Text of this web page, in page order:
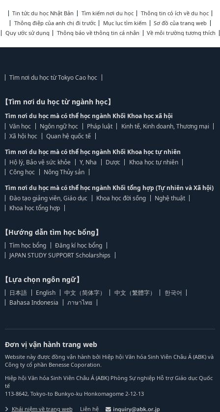
Tin tức du học Nhật Bản Tìm kiếm nơi du học
Thông tin có ích về du học
Thông điệp của anh chị đi trước
Mục lục tìm kiếm
Sơ đồ của trang web
Quy ước sử dụng
Thông báo về thông tin cá nhân Về môi trường tương thích
Tìm nơi du học từ Tokyo Cao học
【Tìm nơi du học từ ngành học】
Tìm nơi du học mà có thể học ngành Khối Khoa học xã hội
Văn học
Ngôn ngữ học Pháp luật
Kinh tế, Kinh doanh, Thương mại
Xã hội học
Quan hệ quốc tế
Tìm nơi du học mà có thể học ngành Khối Khoa học tự nhiên
Hộ lý, Bảo vệ sức khỏe
Y, Nha Dược
Khoa học tự nhiên
Công học
Nông Thủy sản
Tìm nơi du học mà có thể học ngành Khối tổng hợp (Tự nhiên và Xã hội)
Đào tạo giảng viên, Giáo dục
Khoa học đời sống
Nghệ thuật
Khoa học tổng hợp
【Hướng dẫn tìm học bổng】
Tìm học bổng
Đăng kí học bổng
JAPAN STUDY SUPPORT Scholarships
【Lựa chọn ngôn ngữ】
日本語 English 中文（简体字） 中文（繁體字）
한국어
Bahasa Indonesia
ภาษาไทย
Đơn vị vận hành trang web
Website này được đồng vận hành bởi Hiệp hội Văn hóa Sinh Viên Châu Á (ABK) và
Công ty cổ phần Benesse Coporation.
Hiệp hội Văn hóa Sinh Viên Châu Á (ABK) Phòng Sự nghiệp Hỗ trợ Giáo dục Quốc
tế
113-8642, Tokyo-to Bunkyo-ku Honkomagome 2-12-13
Khái niệm về trang web Liên hệ